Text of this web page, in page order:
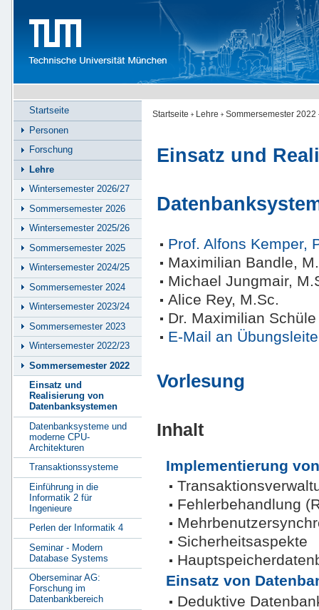
Startseite Lehre Sommersemester 2022
Einsatz und
Prof. Alfons Kemper,
Maximilian Bandle,
Michael Jungmair,
Alice Rey, M.Sc.
Dr. Maximilian Schüle
E-Mail an
Vorlesung
Inhalt
Implementierung
Fehlerbehandlung
Sicherheitsaspekte
Einsatz von
Deduktive
Startseite
Personen
Forschung
Lehre
Wintersemester 2026/27
Sommersemester 2026
Wintersemester 2025/26
Sommersemester 2025
Wintersemester 2024/25
Sommersemester 2024
Wintersemester 2023/24
Sommersemester 2023
Wintersemester 2022/23
Sommersemester 2022
Einsatz und
Realisierung von
Datenbanksystemen
Datenbanksysteme und
moderne CPU-
Architekturen
Transaktionssysteme
Einführung in die
Informatik 2 für
Ingenieure
Perlen der Informatik 4
Seminar - Modern
Database Systems
Oberseminar AG:
Forschung im
Datenbankbereich